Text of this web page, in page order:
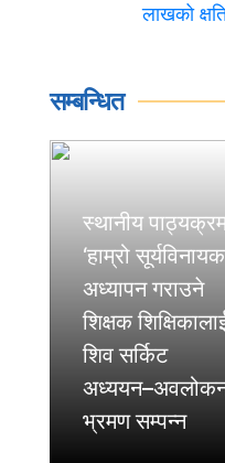
लाखको
सम्बन्धित
स्थानीय
‘हाम्रो
अध्यापन गराउने
शिक्षक
शिव सर्किट
भ्रमण सम्पन्न